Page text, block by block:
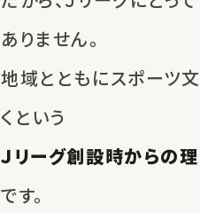
ありません。
地域とともにスポーツ文
くという
Ｊリーグ創設時からの理
です。